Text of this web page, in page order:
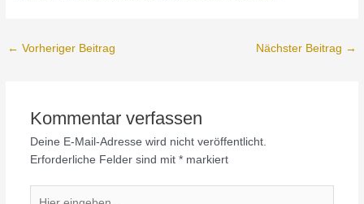
Post
← Vorheriger Beitrag Nächster Beitrag →
Kommentar verfassen
Deine E-Mail-Adresse wird nicht veröffentlicht.
Erforderliche Felder sind mit *markiert